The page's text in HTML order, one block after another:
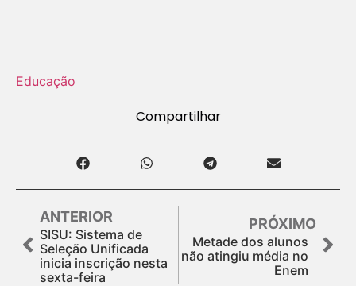
Educação
Compartilhar
ANTERIOR
SISU: Sistema de
Seleção Unificada
inicia inscrição nesta
sexta-feira
PRÓXIMO
Metade dos alunos
não atingiu média no
Enem